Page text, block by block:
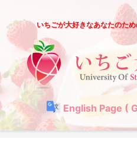
いちごが大好きなあなたのた
English Page (